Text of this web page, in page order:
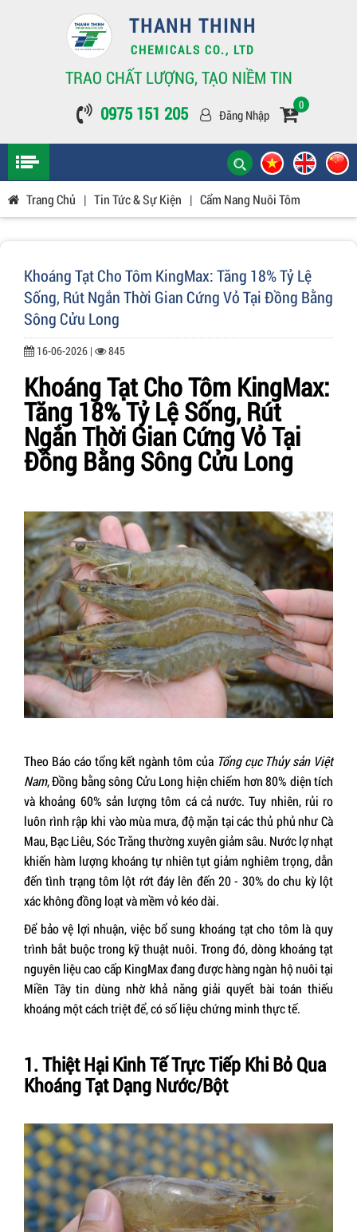
THANH THINH
CHEMICALS CO., LTD
TRAO CHẤT LƯỢNG, TẠO NIỀM TIN
0975 151 205
Đăng Nhập
0
Trang Chủ | Tin Tức & Sự Kiện | Cẩm Nang Nuôi Tôm
Khoáng Tạt Cho Tôm KingMax: Tăng 18% Tỷ Lệ
Sống, Rút Ngắn Thời Gian Cứng Vỏ Tại Đồng Bằng
Sông Cửu Long
16-06-2026 | 845
Khoáng Tạt Cho Tôm KingMax:
Tăng 18% Tỷ Lệ Sống, Rút
Ngắn Thời Gian Cứng Vỏ Tại
Đồng Bằng Sông Cửu Long
Theo Báo cáo tổng kết ngành tôm của Tổng cục Thủy sản Việt
Nam, Đồng bằng sông Cửu Long hiện chiếm hơn 80% diện tích
và khoảng 60% sản lượng tôm cá cả nước. Tuy nhiên, rủi ro
luôn rình rập khi vào mùa mưa, độ mặn tại các thủ phủ như Cà
Mau, Bạc Liêu, Sóc Trăng thường xuyên giảm sâu. Nước lợ nhạt
khiến hàm lượng khoáng tự nhiên tụt giảm nghiêm trọng, dẫn
đến tình trạng tôm lột rớt đáy lên đến 20 - 30% do chu kỳ lột
xác không đồng loạt và mềm vỏ kéo dài.
Để bảo vệ lợi nhuận, việc bổ sung khoáng tạt cho tôm là quy
trình bắt buộc trong kỹ thuật nuôi. Trong đó, dòng khoáng tạt
nguyên liệu cao cấp KingMax đang được hàng ngàn hộ nuôi tại
Miền Tây tin dùng nhờ khả năng giải quyết bài toán thiếu
khoáng một cách triệt để, có số liệu chứng minh thực tế.
1. Thiệt Hại Kinh Tế Trực Tiếp Khi Bỏ Qua
Khoáng Tạt Dạng Nước/Bột